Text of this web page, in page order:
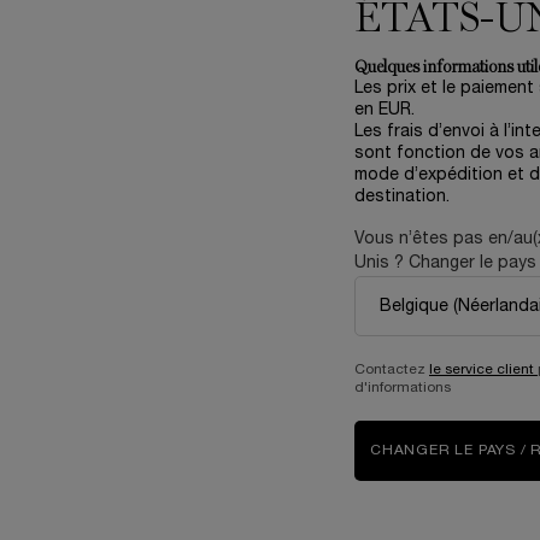
for Crème Rénergie Collagen+ Lift-Xtend
CRÈME RÉNERGIE COLLAGEN+ LIFT-XTEND
TRIPLE SERUM 50ML
Édition Limitée Fête des
One size only for
Gift Set
AJOUTER AU PANIER
ÉTATS-
Quelques informations
Les prix et le
en EUR.
Les frais d’envoi à
sont fonction de vos
mode d’expédition et
destination.
Vous n’êtes pas en/
Unis ? Changer le
Contactez le service client
d'informations
CHANGER LE PAYS /